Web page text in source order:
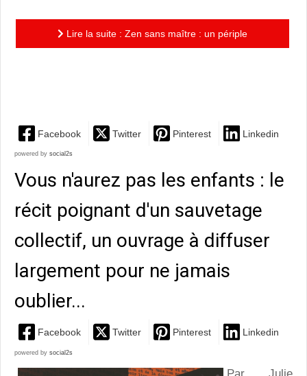
Lire la suite : Zen sans maître : un périple
Facebook Twitter Pinterest Linkedin
powered by social2s
Vous n'aurez pas les enfants : le
récit poignant d'un sauvetage
collectif, un ouvrage à diffuser
largement pour ne jamais
oublier...
Facebook Twitter Pinterest Linkedin
powered by social2s